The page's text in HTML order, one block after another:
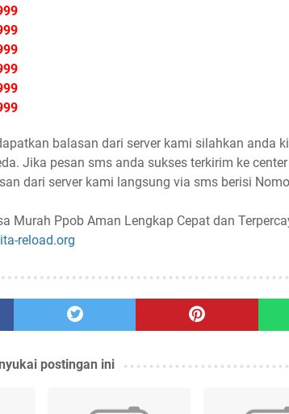
balasan dari server kami silahkan anda
Jika pesan sms anda sukses terkirim ke
dari server kami langsung via sms berisi
Murah Ppob Aman Lengkap Cepat dan
reload.org
postingan ini